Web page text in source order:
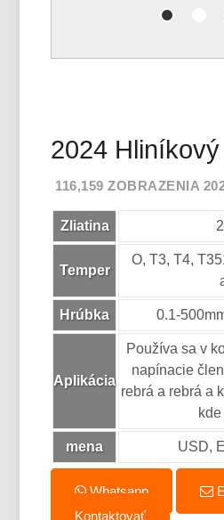
2024
116,159 ZOBRAZENIA
Zliatina
Temper
O, T3, T4,
Hrúbka 0.1-
Aplikácia
Používa sa v
napínacie
rebrá a rebrá a
mena USD,
Whatsapp
Kontaktovať